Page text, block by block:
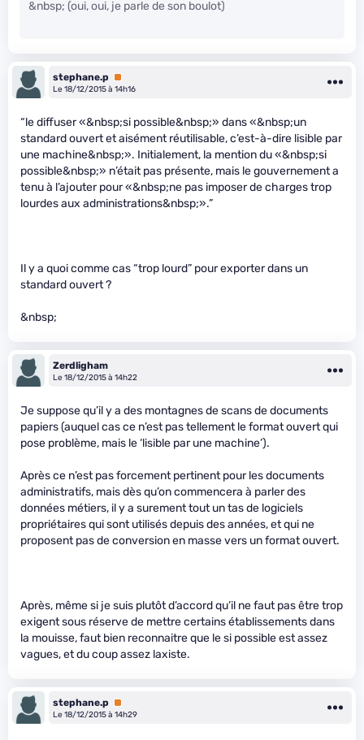
&nbsp; (oui, oui, je parle de son boulot)
stephane.p
Premium
Le 18/12/2015 à 14h16
“le diffuser «&nbsp;si possible&nbsp;» dans «&nbsp;un
standard ouvert et aisément réutilisable, c’est-à-dire lisible par
une machine&nbsp;». Initialement, la mention du «&nbsp;si
possible&nbsp;» n’était pas présente, mais le gouvernement a
tenu à l’ajouter pour «&nbsp;ne pas imposer de charges trop
lourdes aux administrations&nbsp;».”
Il y a quoi comme cas “trop lourd” pour exporter dans un
standard ouvert ?
&nbsp;
Zerdligham
Le 18/12/2015 à 14h22
Je suppose qu’il y a des montagnes de scans de documents
papiers (auquel cas ce n’est pas tellement le format ouvert qui
pose problème, mais le ‘lisible par une machine’).
Après ce n’est pas forcement pertinent pour les documents
administratifs, mais dès qu’on commencera à parler des
données métiers, il y a surement tout un tas de logiciels
propriétaires qui sont utilisés depuis des années, et qui ne
proposent pas de conversion en masse vers un format ouvert.
Après, même si je suis plutôt d’accord qu’il ne faut pas être trop
exigent sous réserve de mettre certains établissements dans
la mouisse, faut bien reconnaitre que le si possible est assez
vagues, et du coup assez laxiste.
stephane.p
Premium
Le 18/12/2015 à 14h29